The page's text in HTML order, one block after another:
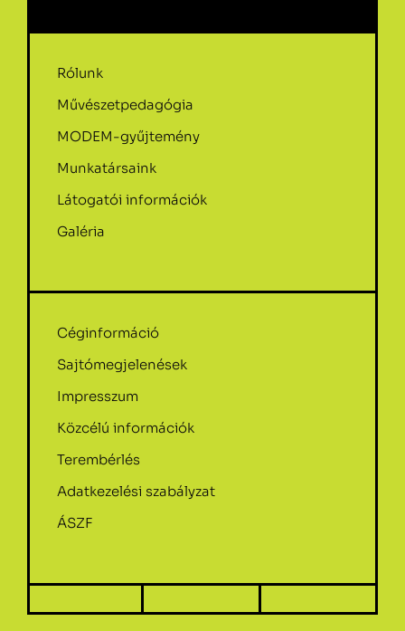
Rólunk
Művészetpedagógia
MODEM-gyűjtemény
Munkatársaink
Látogatói információk
Galéria
Céginformáció
Sajtómegjelenések
Impresszum
Közcélú információk
Terembérlés
Adatkezelési szabályzat
ÁSZF